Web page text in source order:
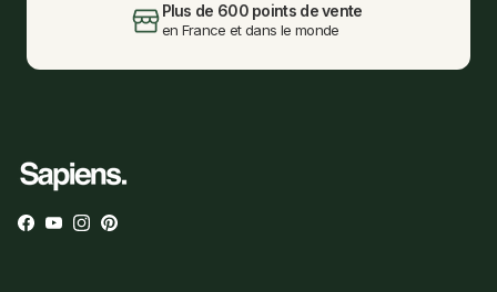
Plus de 600 points de vente
en France et dans le monde
Facebook
YouTube
Instagram
Pinterest